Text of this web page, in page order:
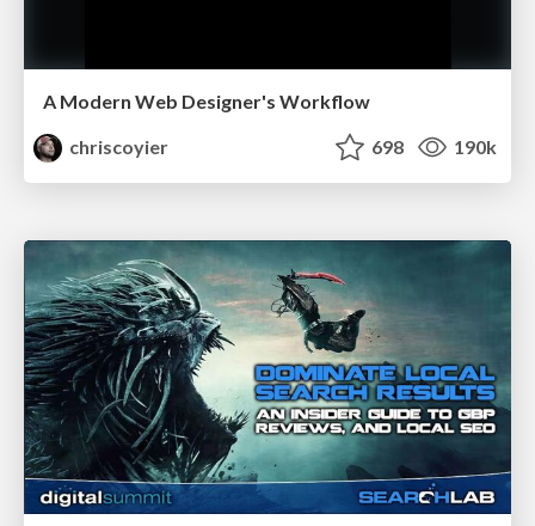
A Modern Web Designer's Workflow
chriscoyier
698 190k